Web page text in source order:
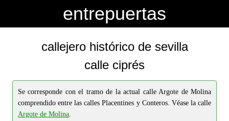
entrepuertas
callejero histórico de sevilla
calle ciprés
Se corresponde con el tramo de la actual calle Argote de Molina
comprendido entre las calles Placentines y Conteros. Véase la calle
Argote de Molina.